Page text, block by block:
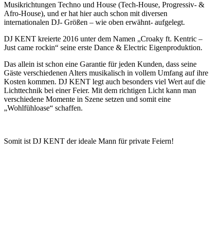
Musikrichtungen Techno und House (Tech-House, Progressiv- &
Afro-House), und er hat hier auch schon mit diversen
internationalen DJ- Größen – wie oben erwähnt- aufgelegt.
DJ KENT kreierte 2016 unter dem Namen „Croaky ft. Kentric –
Just came rockin“ seine erste Dance & Electric Eigenproduktion.
Das allein ist schon eine Garantie für jeden Kunden, dass seine
Gäste verschiedenen Alters musikalisch in vollem Umfang auf ihre
Kosten kommen. DJ KENT legt auch besonders viel Wert auf die
Lichttechnik bei einer Feier. Mit dem richtigen Licht kann man
verschiedene Momente in Szene setzen und somit eine
„Wohlfühloase“ schaffen.
Somit ist DJ KENT der ideale Mann für private Feiern!